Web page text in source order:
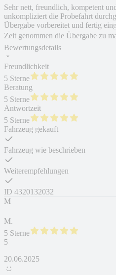
Sehr nett, freundlich, kompetent
unkompliziert die Probefahrt
Übergabe vorbereitet und fertig
Zeit genommen die Übergabe zu
Bewertungsdetails
Freundlichkeit
5 Sterne
Beratung
5 Sterne
Antwortzeit
5 Sterne
Fahrzeug gekauft
Fahrzeug wie beschrieben
Weiterempfehlungen
ID 4320132032
M
M.
5 Sterne
5
20.06.2025